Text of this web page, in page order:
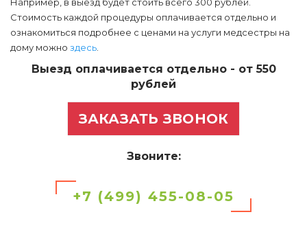
Стоимость каждой процедуры оплачивается отдельно и
ознакомиться подробнее с ценами на услуги медсестры на
дому можно здесь
Выезд оплачивается отдельно - от 550
рублей
ЗАКАЗАТЬ ЗВОНОК
Звоните:
+7 (499) 455-08-05